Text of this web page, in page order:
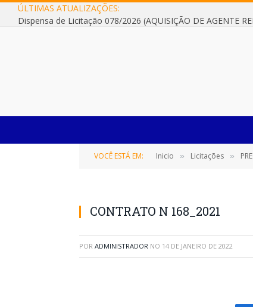
ÚLTIMAS ATUALIZAÇÕES:
VOCÊ ESTÁ EM: Inicio » Licitações »
CONTRATO N 168_2021
POR ADMINISTRADOR NO 14 DE JANEIRO DE 2022